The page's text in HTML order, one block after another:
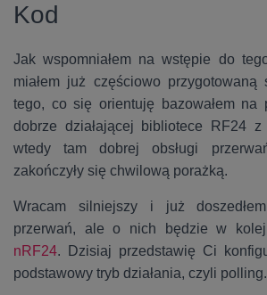
Kod
Jak wspomniałem na wstępie do
miałem już częściowo
tego, co się orientuję bazowałem na
dobrze działającej bibliotece RF24 z
wtedy tam dobrej obsługi
zakończyły się chwilową porażką.
Wracam silniejszy i już
przerwań, ale o nich będzie w
nRF24. Dzisiaj przedstawię Ci
podstawowy tryb działania, czyli polling.